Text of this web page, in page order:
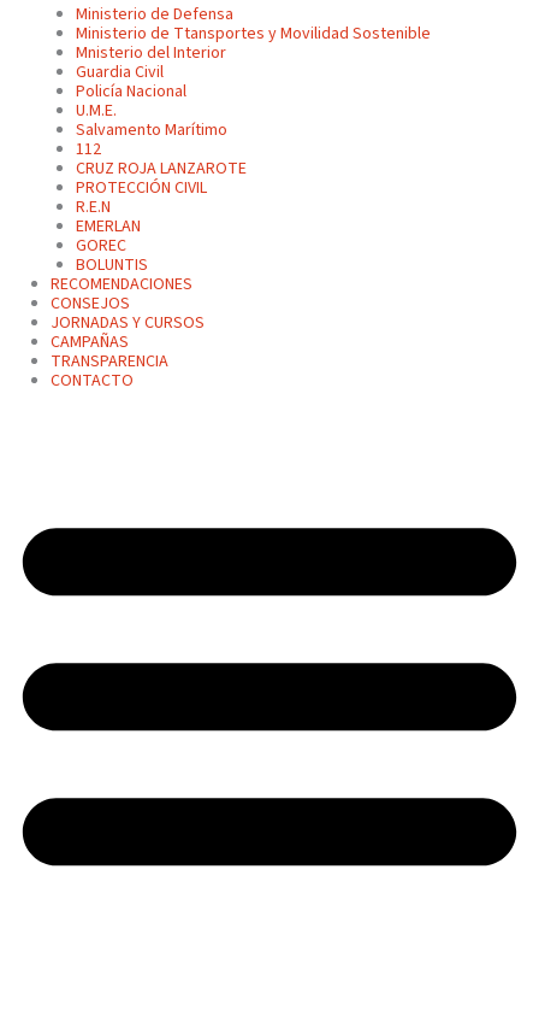
Ministerio de Defensa
Ministerio de Ttansportes y Movilidad Sostenible
Mnisterio del Interior
Guardia Civil
Policía Nacional
U.M.E.
Salvamento Marítimo
112
CRUZ ROJA LANZAROTE
PROTECCIÓN CIVIL
R.E.N
EMERLAN
GOREC
BOLUNTIS
RECOMENDACIONES
CONSEJOS
JORNADAS Y CURSOS
CAMPAÑAS
TRANSPARENCIA
CONTACTO